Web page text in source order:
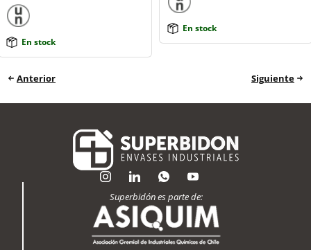
En stock
En stock
Anterior Siguiente
Superbidón es parte de: